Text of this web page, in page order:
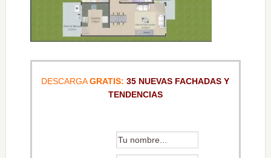
DESCARGAGRATIS: 35 NUEVAS FACHADAS Y
TENDENCIAS